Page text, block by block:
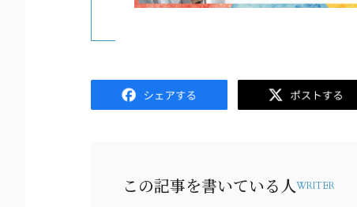
Facebook Twitter
この記事を書いている人WRITER